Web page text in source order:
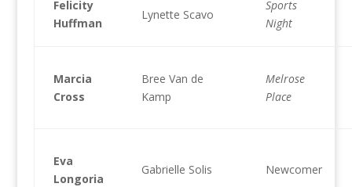
Felicity
Huffman
Lynette Scavo
Sports
Night
Marcia
Cross
Bree Van de
Kamp
Melrose
Place
Eva
Longoria
Gabrielle Solis Newcomer